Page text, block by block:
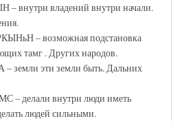
– внутри владений внутри начали.
– возможная подстановка
тамг . Других народов.
– земли эти земли быть. Дальних
– делали внутри люди иметь
людей сильными.